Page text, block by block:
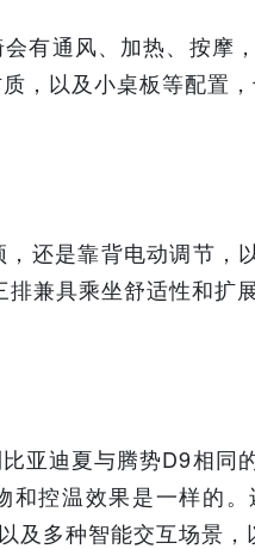
有通风、加热、按摩
，以及小桌板等配置，
还是靠背电动调节，
兼具乘坐舒适性和扩
亚迪夏与腾势D9相同
和控温效果是一样的
及多种智能交互场景，